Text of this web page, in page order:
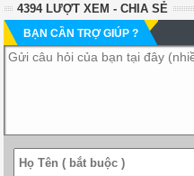
4394 LƯỢT XEM - CHIA SẺ
BẠN CẦN TRỢ GIÚP ?